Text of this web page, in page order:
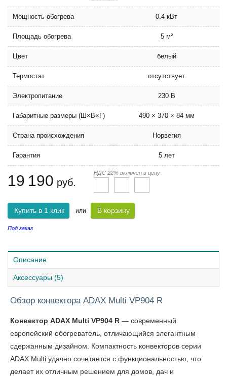
Мощность обогрева 0.4 кВт
Площадь обогрева 5 м²
Цвет белый
Термостат отсутствует
Электропитание 230 В
Габаритные размеры (Ш×В×Г) 490 × 370 × 84 мм
Страна происхождения Норвегия
Гарантия 5 лет
19 190 руб.
НДС 22% включен в цену
Купить в 1 клик или В корзину
Под заказ
Описание
Аксессуары (5)
Обзор конвектора ADAX Multi VP904 R
Конвектор ADAX Multi VP904 R — современный
европейский обогреватель, отличающийся элегантным
сдержанным дизайном. Компактность конвекторов серии
ADAX Multi удачно сочетается с функциональностью, что
делает их отличным решением для домов, дач и